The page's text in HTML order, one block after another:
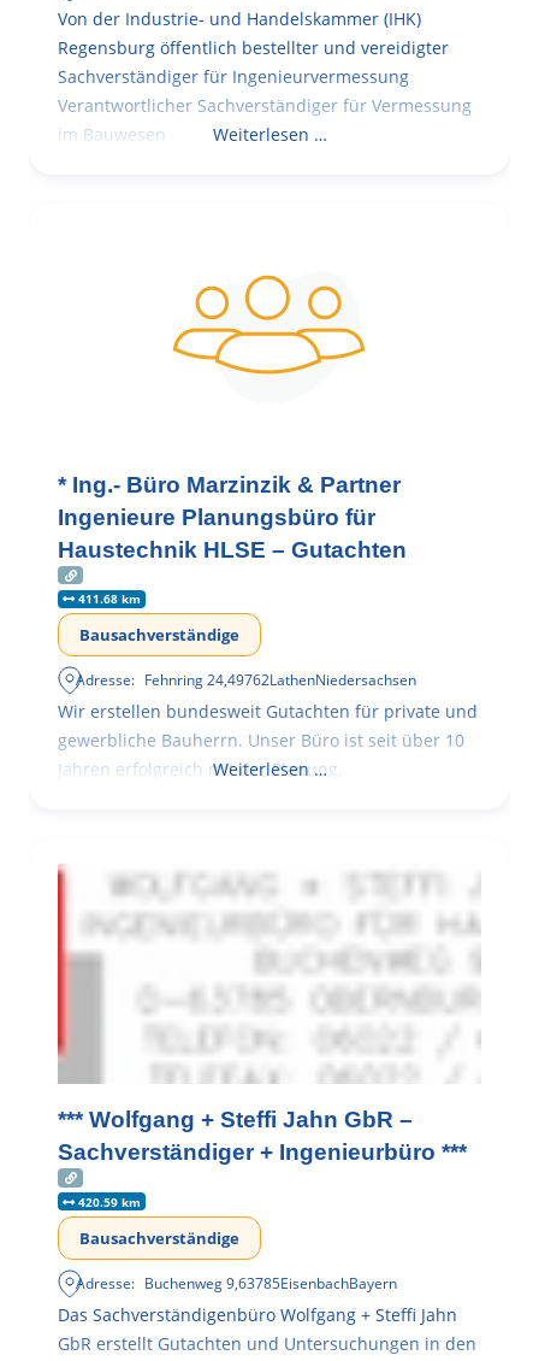
Von der Industrie- und Handelskammer (IHK)
Regensburg öffentlich bestellter und vereidigter
Sachverständiger für Ingenieurvermessung
Verantwortlicher Sachverständiger für Vermessung
im Bauwesen
Weiterlesen …
* Ing.- Büro Marzinzik & Partner
Ingenieure Planungsbüro für
Haustechnik HLSE – Gutachten
411.68 km
Bausachverständige
Adresse: Fehnring 24,49762LathenNiedersachsen
Wir erstellen bundesweit Gutachten für private und
gewerbliche Bauherrn. Unser Büro ist seit über 10
Jahren erfolgreich mit der Planung,
Weiterlesen …
*** Wolfgang + Steffi Jahn GbR –
Sachverständiger + Ingenieurbüro ***
420.59 km
Bausachverständige
Adresse: Buchenweg 9,63785EisenbachBayern
Das Sachverständigenbüro Wolfgang + Steffi Jahn
GbR erstellt Gutachten und Untersuchungen in den